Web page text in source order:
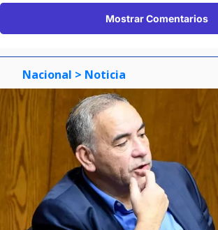
Mostrar Comentarios
Nacional > Noticia